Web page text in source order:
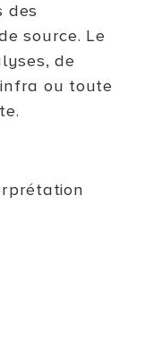
des
source. Le
de
ou toute